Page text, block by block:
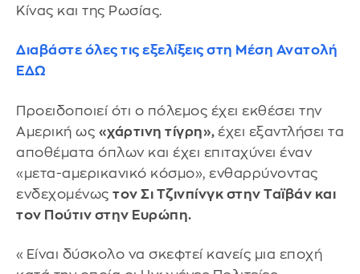
Κίνας και της Ρωσίας.
Διαβάστε όλες τις εξελίξεις στη Μέση Ανατολή
ΕΔΩ
Προειδοποιεί ότι ο πόλεμος έχει εκθέσει την
Αμερική ως «χάρτινη τίγρη», έχει εξαντλήσει τα
αποθέματα όπλων και έχει επιταχύνει έναν
«μετα-αμερικανικό κόσμο», ενθαρρύνοντας
ενδεχομένως τον Σι Τζινπίνγκ στην Ταϊβάν και
τον Πούτιν στην Ευρώπη.
«Είναι δύσκολο να σκεφτεί κανείς μια εποχή